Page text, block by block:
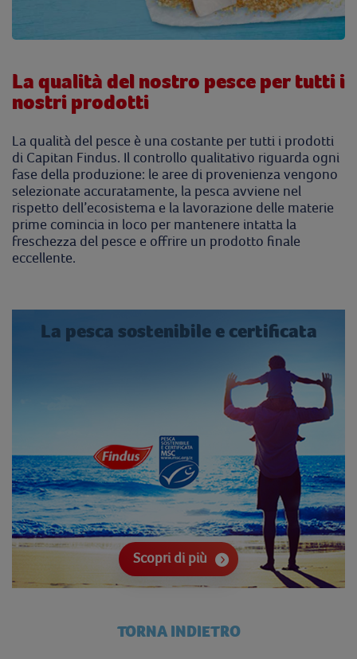
La qualità del nostro pesce per tutti i
nostri prodotti
La qualità del pesce è una costante per tutti i prodotti
di Capitan Findus. Il controllo qualitativo riguarda ogni
fase della produzione: le aree di provenienza vengono
selezionate accuratamente, la pesca avviene nel
rispetto dell’ecosistema e la lavorazione delle materie
prime comincia in loco per mantenere intatta la
freschezza del pesce e offrire un prodotto finale
eccellente.
La pesca sostenibile e certificata
Scopri di più
TORNA INDIETRO